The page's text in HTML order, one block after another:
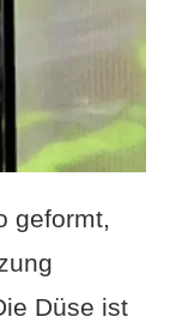
geformt,
Düse ist